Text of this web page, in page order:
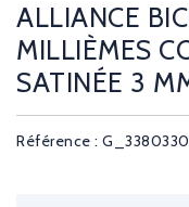
ALLIANCE
MILLIÈMES
SATINÉE 3
Référence :